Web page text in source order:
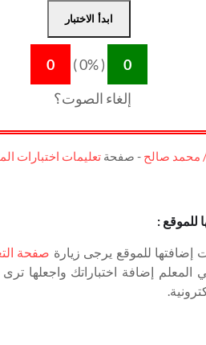
ابدأ الاختبار
0
(
0%
)
0
إلغاء الصوت؟
/ محمد صالح - صفحةتعليمات اختبارات
للموقع :
إضافتها للموقع يرجى زيارة صفحة
المعلم إضافة اختباراتك واجعلها